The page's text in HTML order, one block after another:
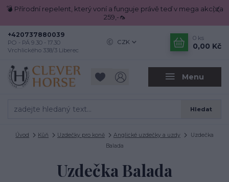
💣 Přírodní repelent, který voní a funguje právě teď v mega akci za
259,-🦟
Menu
CZK
Hledat
+420737880039
PO - PÁ 9.30 - 17.30
Vrchlického 338/3 Liberec
0 ks
0,00 Kč
Úvod Kůň Uzdečky pro koně Anglické uzdečky a uzdy
Uzdečka
Balada
Uzdečka Balada